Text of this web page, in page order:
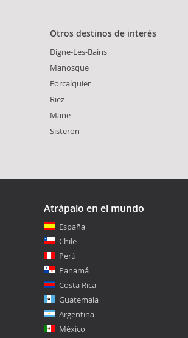
Otros destinos de interés
Digne-Les-Bains
Manosque
Forcalquier
Riez
Mane
Sisteron
Atrápalo en el mundo
España
Chile
Perú
Panamá
Costa Rica
Guatemala
Argentina
México